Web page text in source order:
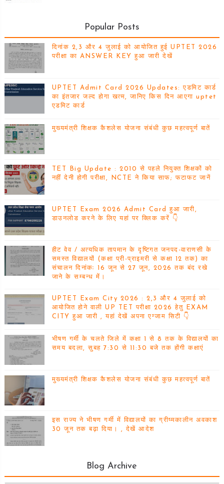
Popular Posts
दिनांक 2,3 और 4 जुलाई को आयोजित हुई UPTET 2026
परीक्षा का ANSWER KEY हुआ जारी देखें
UPTET Admit Card 2026 Updates: एडमिट कार्ड
का इंतजार जल्द होगा खत्म, जानिए किस दिन आएगा uptet
एडमिट कार्ड
मुख्यमंत्री शिक्षक कैशलेस योजना संबंधी कुछ महत्वपूर्ण बातें
TET Big Update : 2010 से पहले नियुक्त शिक्षकों को
नहीं देनी होगी परीक्षा, NCTE ने किया साफ; फटाफट जानें
UPTET Exam 2026 Admit Card हुआ जारी,
डाउनलोड करने के लिए यहां पर क्लिक करें 👇
हीट वेव / अत्यधिक तापमान के दृष्टिगत जनपद-वाराणसी के
समस्त विद्यालयों (कक्षा प्री-प्राइमरी से कक्षा 12 तक) का
संचालन दिनांकः 16 जून से 27 जून, 2026 तक बंद रखे
जाने के सम्बन्ध में।
UPTET Exam City 2026 : 2,3 और 4 जुलाई को
आयोजित होने वाली UP TET परीक्षा 2026 हेतु EXAM
CITY हुआ जारी , यहां देखें अपना एग्जाम सिटी 👇
भीषण गर्मी के चलते जिले में कक्षा 1 से 8 तक के विद्यालयों का
समय बदला, सुबह 7:30 से 11:30 बजे तक होंगी कक्षाएं
मुख्यमंत्री शिक्षक कैशलेस योजना संबंधी कुछ महत्वपूर्ण बातें
इस राज्य ने भीषण गर्मी में विद्यालयों का ग्रीष्मकालीन अवकाश
30 जून तक बढ़ा दिया। , देखें आदेश
Blog Archive